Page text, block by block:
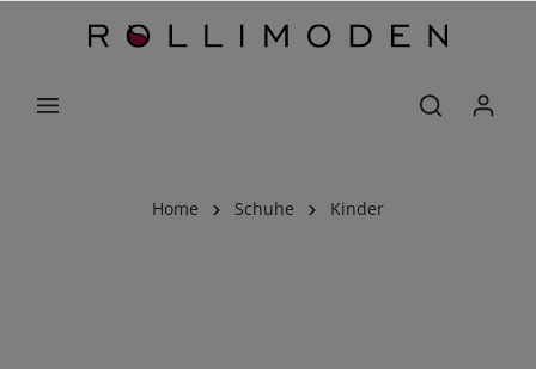
Home Schuhe Kinder